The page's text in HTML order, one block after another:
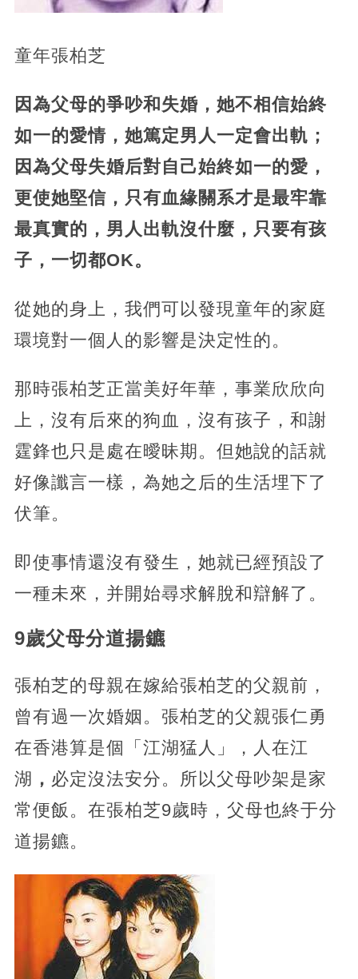
童年張柏芝
因為父母的爭吵和失婚，她不相信始終
如一的愛情，她篤定男人一定會出軌；
因為父母失婚后對自己始終如一的愛，
更使她堅信，只有血緣關系才是最牢靠
最真實的，男人出軌沒什麼，只要有孩
子，一切都OK。
從她的身上，我們可以發現童年的家庭
環境對一個人的影響是決定性的。
那時張柏芝正當美好年華，事業欣欣向
上，沒有后來的狗血，沒有孩子，和謝
霆鋒也只是處在曖昧期。但她說的話就
好像讖言一樣，為她之后的生活埋下了
伏筆。
即使事情還沒有發生，她就已經預設了
一種未來，并開始尋求解脫和辯解了。
9歲父母分道揚鑣
張柏芝的母親在嫁給張柏芝的父親前，
曾有過一次婚姻。張柏芝的父親張仁勇
在香港算是個「江湖猛人」，人在江
湖 ， 必定沒法安分。所以父母吵架是家
常便飯。在張柏芝9歲時，父母也終于分
道揚鑣。